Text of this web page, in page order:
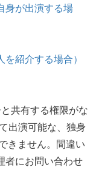
身が出演する場
紹介する場合）
共有する権限がな
出演可能な、独身
きません。間違い
者にお問い合わせ